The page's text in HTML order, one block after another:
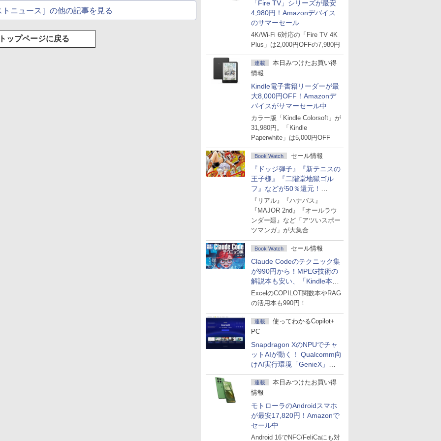
「Fire TV」シリーズが最安
4,980円！Amazonデバイス
のサマーセール
4K/Wi-Fi 6対応の「Fire TV 4K
Plus」は2,000円OFFの7,980円
連載
本日みつけたお買い得
情報
Kindle電子書籍リーダーが最
大8,000円OFF！Amazonデ
バイスがサマーセール中
カラー版「Kindle Colorsoft」が
31,980円。「Kindle
Paperwhite」は5,000円OFF
Book Watch セール情報
『ドッジ弾子』『新テニスの
王子様』『二階堂地獄ゴル
フ』などが50％還元！
Amazonマンガ週末セール
『リアル』『ハナバス』
『MAJOR 2nd』『オールラウ
ンダー廻』など「アツいスポー
ツマンガ」が大集合
Book Watch セール情報
Claude Codeのテクニック集
が990円から！MPEG技術の
解説本も安い、「Kindle本サ
マーセール」第2弾開始！
ExcelのCOPILOT関数本やRAG
の活用本も990円！
連載
使ってわかるCopilot+
PC
Snapdragon XのNPUでチャ
ットAIが動く！ Qualcomm向
けAI実行環境「GenieX」を
試してみた
連載
本日みつけたお買い得
情報
モトローラのAndroidスマホ
が最安17,820円！Amazonで
セール中
Android 16でNFC/FeliCaにも対
トニュース］の他の記事を見る
トップページに戻る